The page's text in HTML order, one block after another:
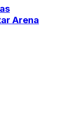
Arena